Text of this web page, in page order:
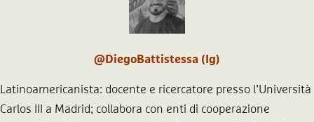
@DiegoBattistessa (Ig)
Latinoamericanista: docente e ricercatore presso l’Università
Carlos III a Madrid; collabora con enti di cooperazione